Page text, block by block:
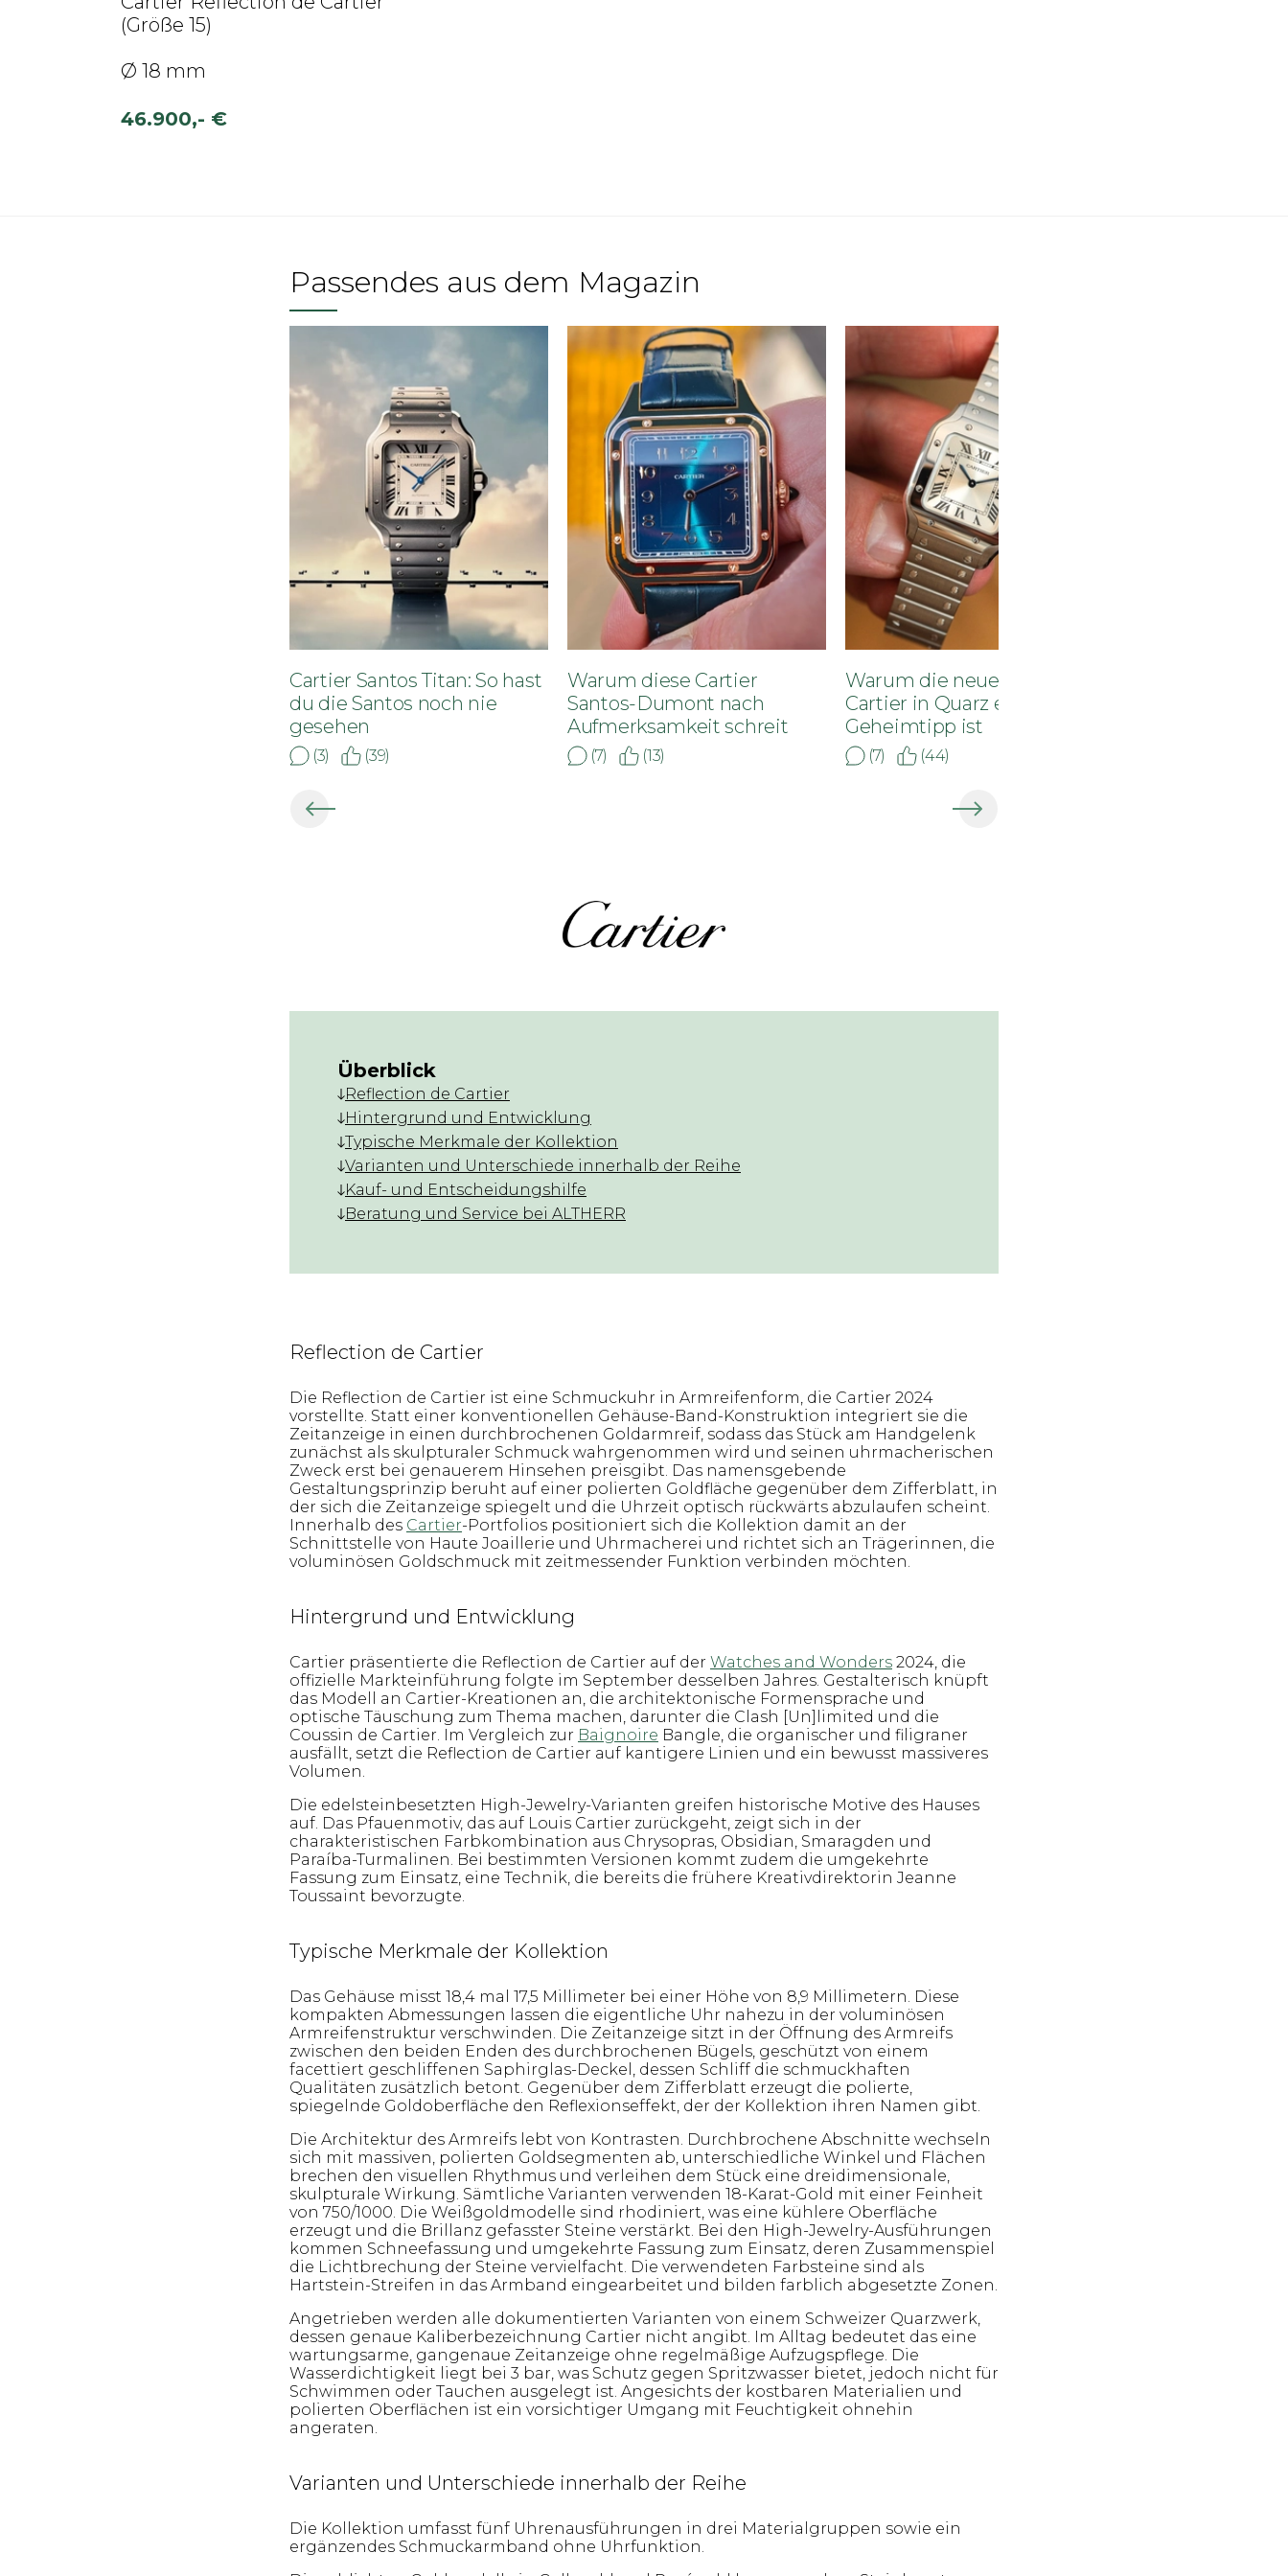
(Größe 15)
Ø 18 mm
46.900,- €
Passendes aus dem Magazin
Cartier Santos Titan: So hast
du die Santos noch nie
gesehen
(3) (39)
Warum diese Cartier
Santos-Dumont nach
Aufmerksamkeit schreit
(7) (13)
Warum die neue Santos de
Cartier in Quarz ein
Geheimtipp ist
(7) (44)
Überblick
Reflection de Cartier
Hintergrund und Entwicklung
Typische Merkmale der Kollektion
Varianten und Unterschiede innerhalb der Reihe
Kauf- und Entscheidungshilfe
Beratung und Service bei ALTHERR
Reflection de Cartier
Die Reflection de Cartier ist eine Schmuckuhr in Armreifenform, die Cartier 2024
vorstellte. Statt einer konventionellen Gehäuse-Band-Konstruktion integriert sie die
Zeitanzeige in einen durchbrochenen Goldarmreif, sodass das Stück am Handgelenk
zunächst als skulpturaler Schmuck wahrgenommen wird und seinen uhrmacherischen
Zweck erst bei genauerem Hinsehen preisgibt. Das namensgebende
Gestaltungsprinzip beruht auf einer polierten Goldfläche gegenüber dem Zifferblatt, in
der sich die Zeitanzeige spiegelt und die Uhrzeit optisch rückwärts abzulaufen scheint.
Innerhalb des Cartier-Portfolios positioniert sich die Kollektion damit an der
Schnittstelle von Haute Joaillerie und Uhrmacherei und richtet sich an Trägerinnen, die
voluminösen Goldschmuck mit zeitmessender Funktion verbinden möchten.
Hintergrund und Entwicklung
Cartier präsentierte die Reflection de Cartier auf der Watches and Wonders 2024, die
offizielle Markteinführung folgte im September desselben Jahres. Gestalterisch knüpft
das Modell an Cartier-Kreationen an, die architektonische Formensprache und
optische Täuschung zum Thema machen, darunter die Clash [Un]limited und die
Coussin de Cartier. Im Vergleich zur Baignoire Bangle, die organischer und filigraner
ausfällt, setzt die Reflection de Cartier auf kantigere Linien und ein bewusst massiveres
Volumen.
Die edelsteinbesetzten High-Jewelry-Varianten greifen historische Motive des Hauses
auf. Das Pfauenmotiv, das auf Louis Cartier zurückgeht, zeigt sich in der
charakteristischen Farbkombination aus Chrysopras, Obsidian, Smaragden und
Paraíba-Turmalinen. Bei bestimmten Versionen kommt zudem die umgekehrte
Fassung zum Einsatz, eine Technik, die bereits die frühere Kreativdirektorin Jeanne
Toussaint bevorzugte.
Typische Merkmale der Kollektion
Das Gehäuse misst 18,4 mal 17,5 Millimeter bei einer Höhe von 8,9 Millimetern. Diese
kompakten Abmessungen lassen die eigentliche Uhr nahezu in der voluminösen
Armreifenstruktur verschwinden. Die Zeitanzeige sitzt in der Öffnung des Armreifs
zwischen den beiden Enden des durchbrochenen Bügels, geschützt von einem
facettiert geschliffenen Saphirglas-Deckel, dessen Schliff die schmuckhaften
Qualitäten zusätzlich betont. Gegenüber dem Zifferblatt erzeugt die polierte,
spiegelnde Goldoberfläche den Reflexionseffekt, der der Kollektion ihren Namen gibt.
Die Architektur des Armreifs lebt von Kontrasten. Durchbrochene Abschnitte wechseln
sich mit massiven, polierten Goldsegmenten ab, unterschiedliche Winkel und Flächen
brechen den visuellen Rhythmus und verleihen dem Stück eine dreidimensionale,
skulpturale Wirkung. Sämtliche Varianten verwenden 18-Karat-Gold mit einer Feinheit
von 750/1000. Die Weißgoldmodelle sind rhodiniert, was eine kühlere Oberfläche
erzeugt und die Brillanz gefasster Steine verstärkt. Bei den High-Jewelry-Ausführungen
kommen Schneefassung und umgekehrte Fassung zum Einsatz, deren Zusammenspiel
die Lichtbrechung der Steine vervielfacht. Die verwendeten Farbsteine sind als
Hartstein-Streifen in das Armband eingearbeitet und bilden farblich abgesetzte Zonen.
Angetrieben werden alle dokumentierten Varianten von einem Schweizer Quarzwerk,
dessen genaue Kaliberbezeichnung Cartier nicht angibt. Im Alltag bedeutet das eine
wartungsarme, gangenaue Zeitanzeige ohne regelmäßige Aufzugspflege. Die
Wasserdichtigkeit liegt bei 3 bar, was Schutz gegen Spritzwasser bietet, jedoch nicht für
Schwimmen oder Tauchen ausgelegt ist. Angesichts der kostbaren Materialien und
polierten Oberflächen ist ein vorsichtiger Umgang mit Feuchtigkeit ohnehin
angeraten.
Varianten und Unterschiede innerhalb der Reihe
Die Kollektion umfasst fünf Uhrenausführungen in drei Materialgruppen sowie ein
ergänzendes Schmuckarmband ohne Uhrfunktion.